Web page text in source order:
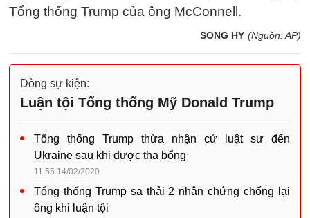
Tổng thống Trump của ông McConnell.
SONG HY (Nguồn: AP)
Dòng sự kiện:
Luận tội Tổng thống Mỹ Donald Trump
Tổng thống Trump thừa nhận cử luật sư đến
Ukraine sau khi được tha bổng
11:55 14/02/2020
Tổng thống Trump sa thải 2 nhân chứng chống lại
ông khi luận tội